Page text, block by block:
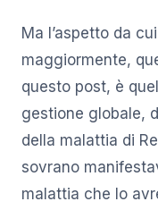
Ma l’aspetto da
maggiormente,
questo post, è
gestione globale,
della malattia di
sovrano
malattia che lo